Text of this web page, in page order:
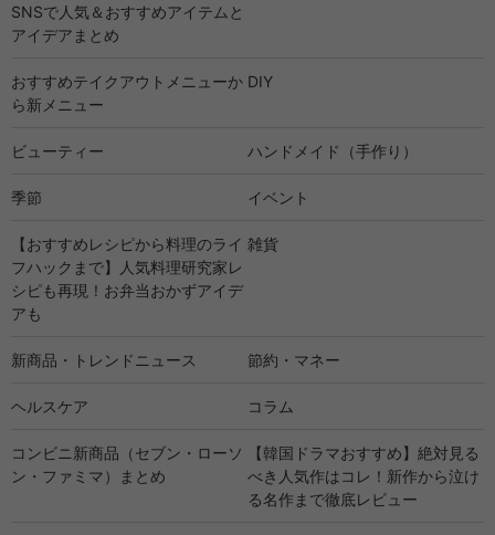
SNSで人気＆おすすめアイテムと
アイデアまとめ
おすすめテイクアウトメニューか
ら新メニュー
DIY
ビューティー ハンドメイド（手作り）
季節 イベント
【おすすめレシピから料理のライ
フハックまで】人気料理研究家レ
シピも再現！お弁当おかずアイデ
アも
雑貨
新商品・トレンドニュース 節約・マネー
ヘルスケア コラム
コンビニ新商品（セブン・ローソ
ン・ファミマ）まとめ
【韓国ドラマおすすめ】絶対見る
べき人気作はコレ！新作から泣け
る名作まで徹底レビュー